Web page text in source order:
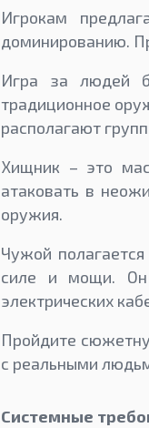
Игрокам
доминированию.
Игра за людей
традиционное
располагают
Хищник – это
атаковать в
оружия.
Чужой
силе и мощи. Он
электрических
Пройдите
с реальными
Системные